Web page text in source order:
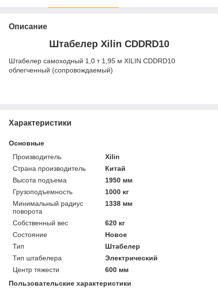
Описание
Штабелер Xilin CDDRD10
Штабелер самоходный 1,0 т 1,95 м XILIN CDDRD10
облегченный (сопровождаемый)
Характеристики
Основные
Производитель
Xilin
Страна производитель
Китай
Высота подъема
1950 мм
Грузоподъемность
1000 кг
Минимальный радиус
поворота
1338 мм
Собственный вес
620 кг
Состояние
Новое
Тип
Штабелер
Тип штабелера
Электрический
Центр тяжести
600 мм
Пользовательские характеристики